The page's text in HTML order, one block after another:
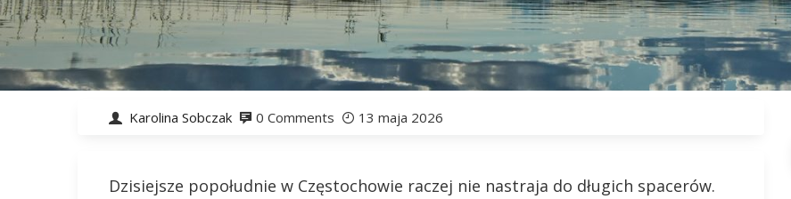
Karolina Sobczak 0 Comments 13 maja 2026
Dzisiejsze popołudnie w Częstochowie raczej nie nastraja do długich spacerów.